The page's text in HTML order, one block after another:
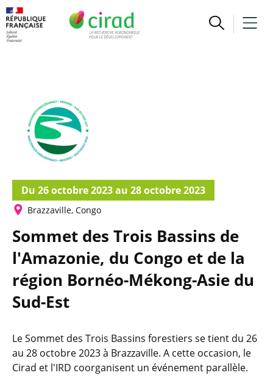
Du 26 octobre 2023 au 28 octobre 2023
Brazzaville, Congo
Sommet des Trois Bassins de
l'Amazonie, du Congo et de la
région Bornéo-Mékong-Asie du
Sud-Est
Le Sommet des Trois Bassins forestiers se tient du 26
au 28 octobre 2023 à Brazzaville. A cette occasion, le
Cirad et l'IRD coorganisent un événement parallèle.